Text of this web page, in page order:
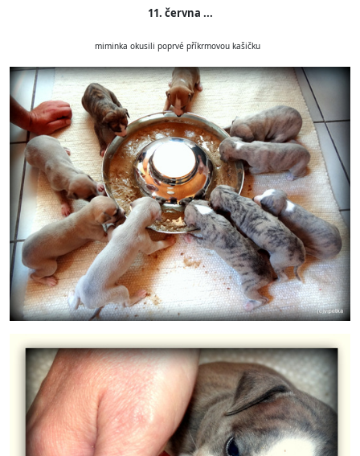
11. června ...
miminka okusili poprvé příkrmovou kašičku